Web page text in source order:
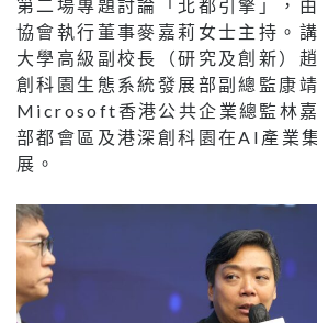
康靖華以創科園為例指，園方計
及引入人臉識別等無感通關技術
員自由穿梭。